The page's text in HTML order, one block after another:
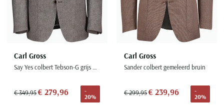
Carl Gross
Say Yes colbert Tebson-G grijs modern fit
€ 349,95€ 279,96
-
20%
Carl Gross
Sander colbert gemeleerd bruin
€ 299,95€ 239,96
-
20%